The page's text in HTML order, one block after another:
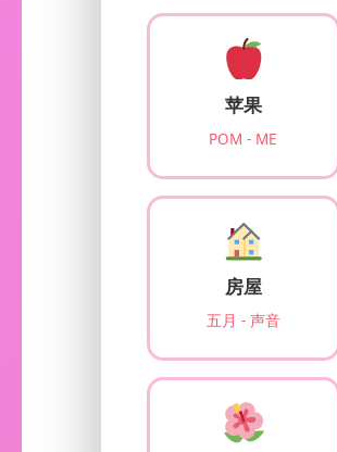
苹果
POM - ME
房屋
五月 - 声音